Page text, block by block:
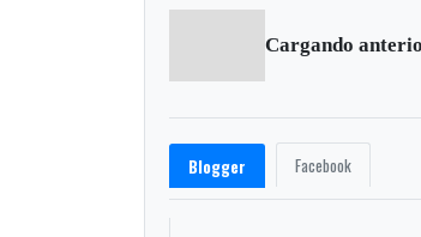
Cargando
Blogger Facebook